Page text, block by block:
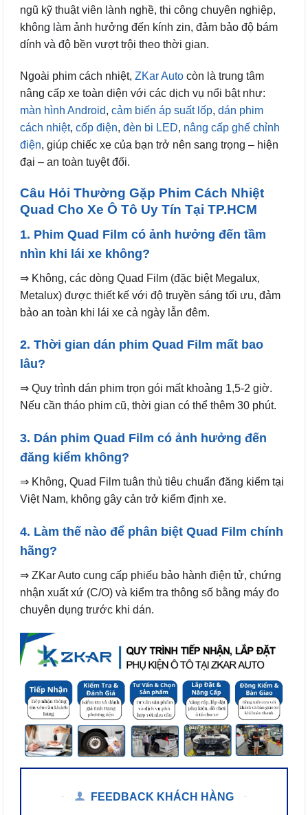
ngũ kỹ thuật viên lành nghề, thi công chuyên nghiệp,
không làm ảnh hưởng đến kính zin, đảm bảo độ bám
dính và độ bền vượt trội theo thời gian.
Ngoài phim cách nhiệt, ZKar Auto còn là trung tâm
nâng cấp xe toàn diện với các dịch vụ nổi bật như:
màn hình Android, cảm biến áp suất lốp, dán phim
cách nhiệt, cốp điện, đèn bi LED, nâng cấp ghế chỉnh
điện, giúp chiếc xe của bạn trở nên sang trọng – hiện
đại – an toàn tuyệt đối.
Câu Hỏi Thường Gặp Phim Cách Nhiệt
Quad Cho Xe Ô Tô Uy Tín Tại TP.HCM
1. Phim Quad Film có ảnh hưởng đến tầm
nhìn khi lái xe không?
⇒ Không, các dòng Quad Film (đặc biệt Megalux,
Metalux) được thiết kế với độ truyền sáng tối ưu, đảm
bảo an toàn khi lái xe cả ngày lẫn đêm.
2. Thời gian dán phim Quad Film mất bao
lâu?
⇒ Quy trình dán phim trọn gói mất khoảng 1,5-2 giờ.
Nếu cần tháo phim cũ, thời gian có thể thêm 30 phút.
3. Dán phim Quad Film có ảnh hưởng đến
đăng kiểm không?
⇒ Không, Quad Film tuân thủ tiêu chuẩn đăng kiểm tại
Việt Nam, không gây cản trở kiểm định xe.
4. Làm thế nào để phân biệt Quad Film chính
hãng?
⇒ ZKar Auto cung cấp phiếu bảo hành điện tử, chứng
nhận xuất xứ (C/O) và kiểm tra thông số bằng máy đo
chuyên dụng trước khi dán.
FEEDBACK KHÁCH HÀNG